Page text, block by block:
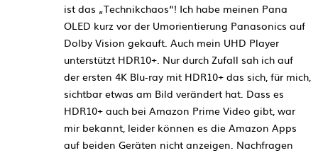
ist das „Technikchaos“! Ich habe meinen Pana
OLED kurz vor der Umorientierung Panasonics auf
Dolby Vision gekauft. Auch mein UHD Player
unterstützt HDR10+. Nur durch Zufall sah ich auf
der ersten 4K Blu-ray mit HDR10+ das sich, für mich,
sichtbar etwas am Bild verändert hat. Dass es
HDR10+ auch bei Amazon Prime Video gibt, war
mir bekannt, leider können es die Amazon Apps
auf beiden Geräten nicht anzeigen. Nachfragen